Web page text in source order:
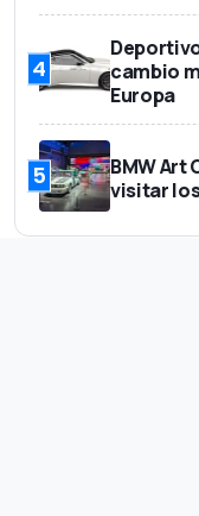
4
cambio
Europa
5
BMW Art
visitar